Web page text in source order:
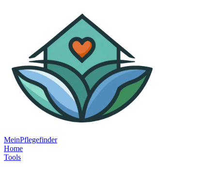
MeinPflegefinder
Home
Tools